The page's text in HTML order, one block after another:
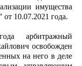
имущества
10.07.2021 года.
арбитражный
освобожден
на него в деле